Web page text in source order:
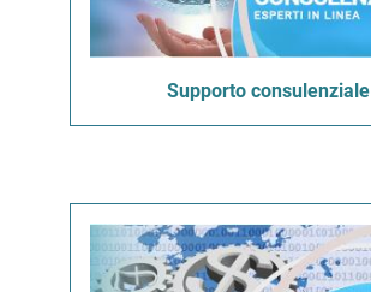
Supporto consulenziale